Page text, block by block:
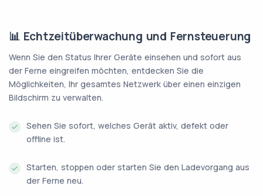
📊 Echtzeitüberwachung und Fernsteuerung
Wenn Sie den Status Ihrer Geräte einsehen und sofort aus
der Ferne eingreifen möchten, entdecken Sie die
Möglichkeiten, Ihr gesamtes Netzwerk über einen einzigen
Bildschirm zu verwalten.
Sehen Sie sofort, welches Gerät aktiv, defekt oder
offline ist.
Starten, stoppen oder starten Sie den Ladevorgang aus
der Ferne neu.